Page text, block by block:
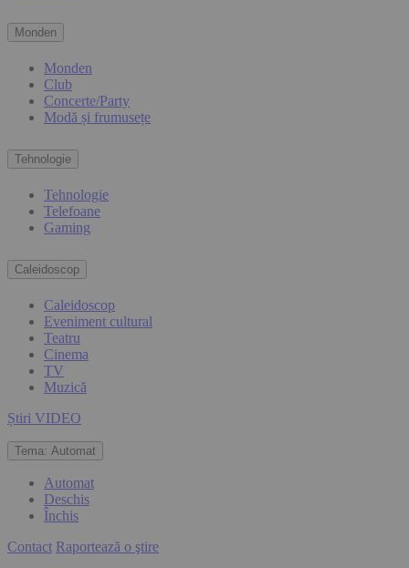
Monden
Monden
Club
Concerte/Party
Modă și frumusețe
Tehnologie
Tehnologie
Telefoane
Gaming
Caleidoscop
Caleidoscop
Eveniment cultural
Teatru
Cinema
TV
Muzică
Știri VIDEO
Tema: Automat
Automat
Deschis
Închis
Contact Raportează o ştire